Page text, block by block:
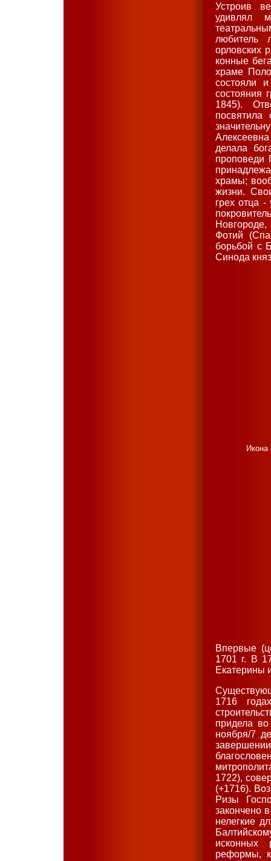
Устроив
удивлял
любитель
орловских
конные
храме
состояли
состояния
1845).
посвятила
делала
проповеди
храмы;
жизни.
грех отца
Фотий
борьбой с
Синода
Икона
Впервые
1701 г. В
Екатерины
1716
придела
ноября/7
1722),
(+1716).
Ризы
закончено
нелегкие
исконных
реформы,